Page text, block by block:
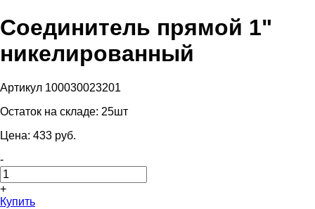
Соединитель прямой 1"
никелированный
Артикул 100030023201
Остаток на складе: 25шт
Цена: 433 pуб.
-
+
Купить